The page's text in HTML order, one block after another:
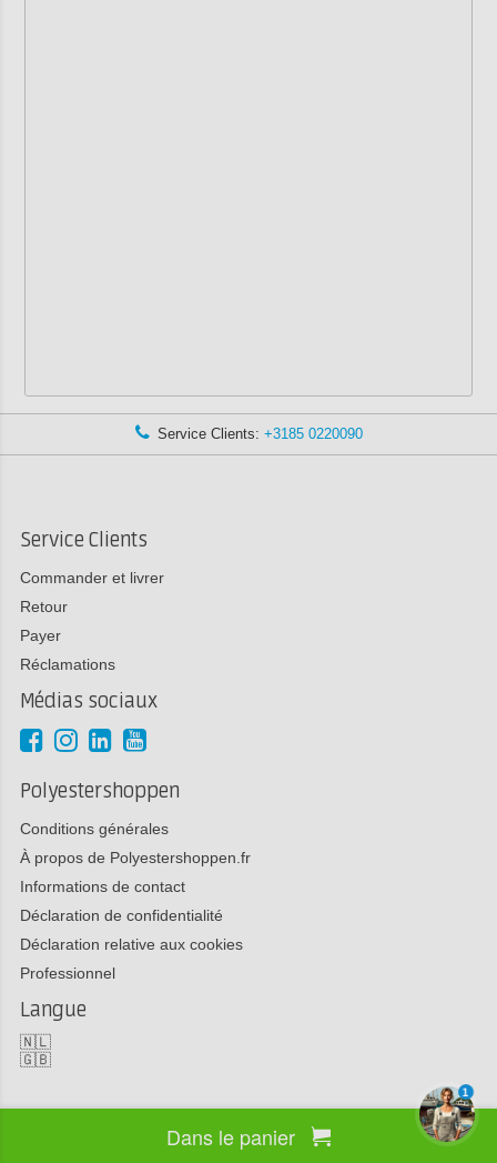
Dans le panier
Service Clients:+3185 0220090
Service Clients
Commander et livrer
Retour
Payer
Réclamations
Médias sociaux
Polyestershoppen
Conditions générales
À propos de Polyestershoppen.fr
Informations de contact
Déclaration de confidentialité
Déclaration relative aux cookies
Professionnel
Langue
🇳🇱
🇬🇧
Copyright 2026 Polyestershoppen bv
1